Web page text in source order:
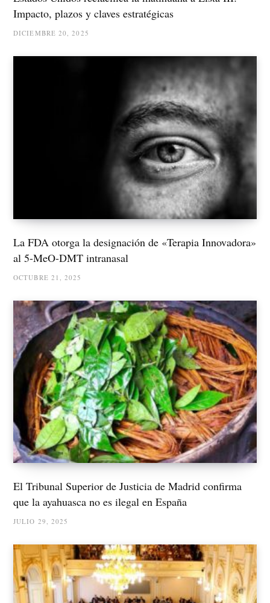
Impacto, plazos y claves estratégicas
DICIEMBRE 20, 2025
La FDA otorga la designación de «Terapia Innovadora»
al 5-MeO-DMT intranasal
OCTUBRE 21, 2025
El Tribunal Superior de Justicia de Madrid confirma
que la ayahuasca no es ilegal en España
JULIO 29, 2025